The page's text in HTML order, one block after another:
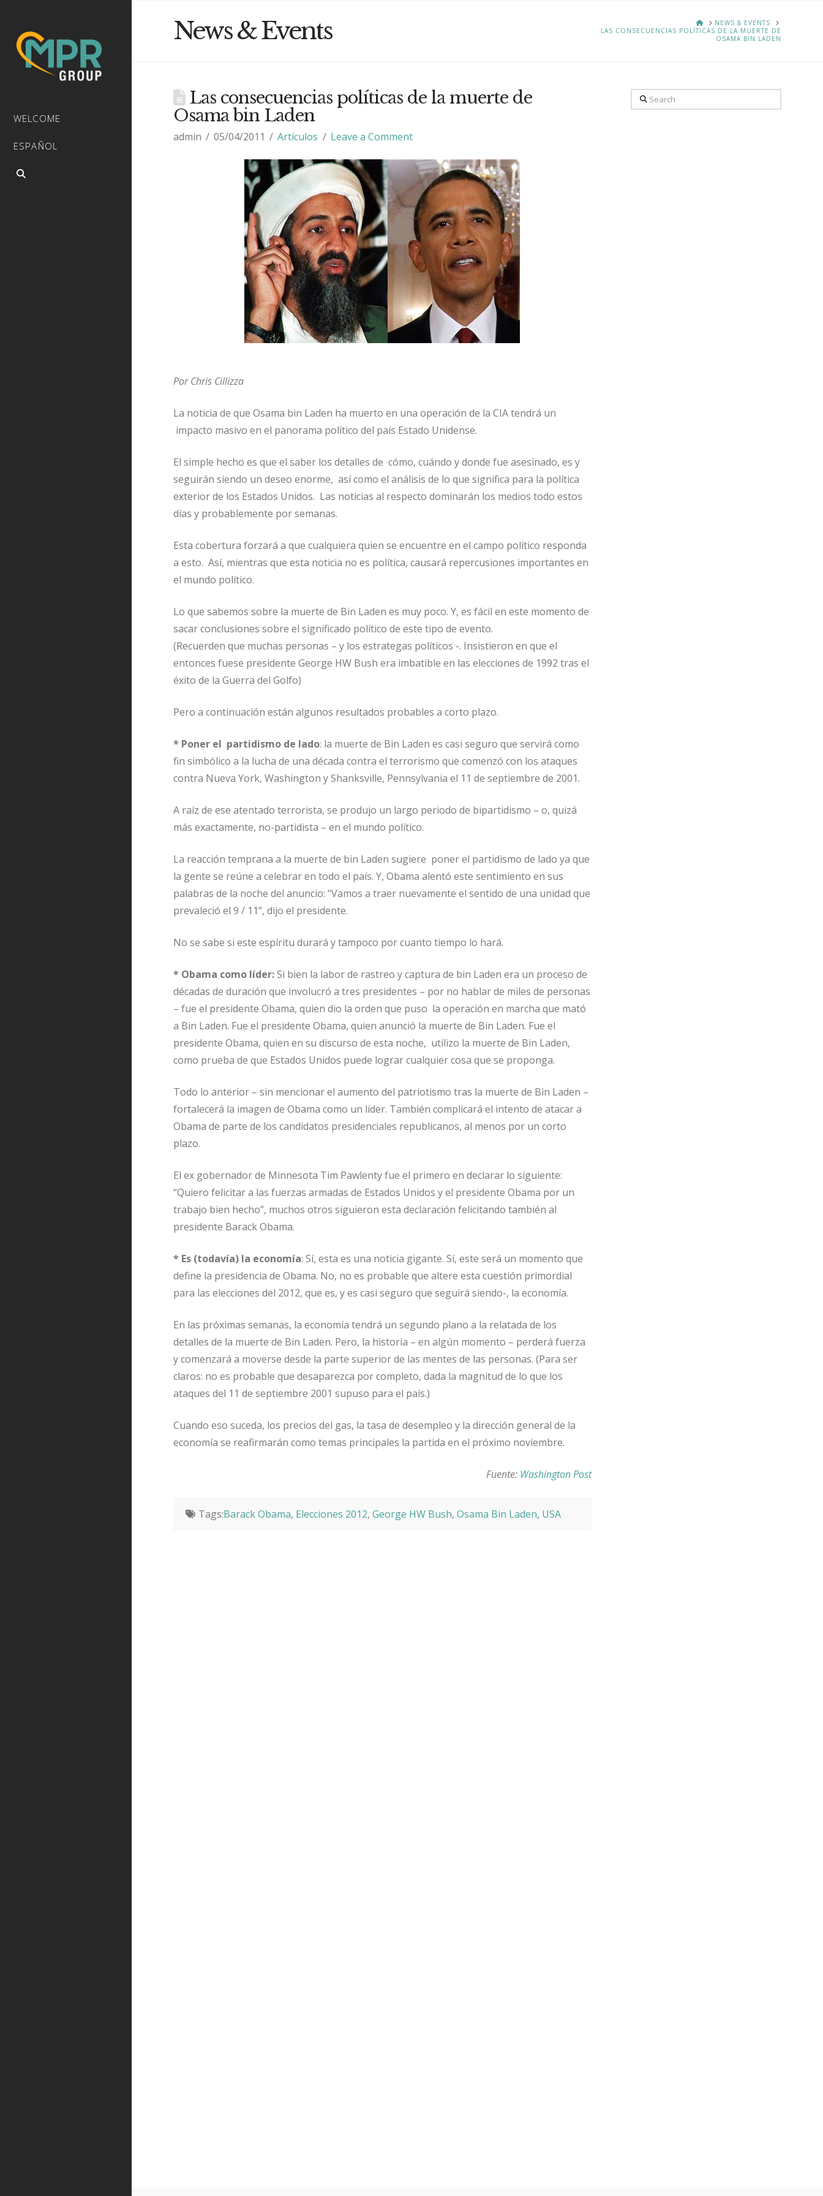
WELCOME
ESPAÑOL
News & Events HOMENEWS & EVENTS
LAS CONSECUENCIAS POLÍTICAS DE LA MUERTE DE
OSAMA BIN LADEN
Las consecuencias políticas de la muerte de
Osama bin Laden
admin 05/04/2011 Artículos Leave a Comment
Por Chris Cillizza
La noticia de que Osama bin Laden ha muerto en una operación de la CIA tendrá un
impacto masivo en el panorama político del país Estado Unidense.
El simple hecho es que el saber los detalles de cómo, cuándo y donde fue asesinado, es y
seguirán siendo un deseo enorme, así como el análisis de lo que significa para la política
exterior de los Estados Unidos. Las noticias al respecto dominarán los medios todo estos
días y probablemente por semanas.
Esta cobertura forzará a que cualquiera quien se encuentre en el campo político responda
a esto. Así, mientras que esta noticia no es política, causará repercusiones importantes en
el mundo político.
Lo que sabemos sobre la muerte de Bin Laden es muy poco. Y, es fácil en este momento de
sacar conclusiones sobre el significado político de este tipo de evento.
(Recuerden que muchas personas – y los estrategas políticos -. Insistieron en que el
entonces fuese presidente George HW Bush era imbatible en las elecciones de 1992 tras el
éxito de la Guerra del Golfo)
Pero a continuación están algunos resultados probables a corto plazo.
* Poner el partidismo de lado: la muerte de Bin Laden es casi seguro que servirá como
fin simbólico a la lucha de una década contra el terrorismo que comenzó con los ataques
contra Nueva York, Washington y Shanksville, Pennsylvania el 11 de septiembre de 2001.
A raíz de ese atentado terrorista, se produjo un largo periodo de bipartidismo – o, quizá
más exactamente, no-partidista – en el mundo político.
La reacción temprana a la muerte de bin Laden sugiere poner el partidismo de lado ya que
la gente se reúne a celebrar en todo el país. Y, Obama alentó este sentimiento en sus
palabras de la noche del anuncio: “Vamos a traer nuevamente el sentido de una unidad que
prevaleció el 9 / 11”, dijo el presidente.
No se sabe si este espíritu durará y tampoco por cuanto tiempo lo hará.
* Obama como líder:Si bien la labor de rastreo y captura de bin Laden era un proceso de
décadas de duración que involucró a tres presidentes – por no hablar de miles de personas
– fue el presidente Obama, quien dio la orden que puso la operación en marcha que mató
a Bin Laden. Fue el presidente Obama, quien anunció la muerte de Bin Laden. Fue el
presidente Obama, quien en su discurso de esta noche, utilizo la muerte de Bin Laden,
como prueba de que Estados Unidos puede lograr cualquier cosa que se proponga.
Todo lo anterior – sin mencionar el aumento del patriotismo tras la muerte de Bin Laden –
fortalecerá la imagen de Obama como un líder. También complicará el intento de atacar a
Obama de parte de los candidatos presidenciales republicanos, al menos por un corto
plazo.
El ex gobernador de Minnesota Tim Pawlenty fue el primero en declarar lo siguiente:
“Quiero felicitar a las fuerzas armadas de Estados Unidos y el presidente Obama por un
trabajo bien hecho”, muchos otros siguieron esta declaración felicitando también al
presidente Barack Obama.
* Es (todavía) la economía: Sí, esta es una noticia gigante. Sí, este será un momento que
define la presidencia de Obama. No, no es probable que altere esta cuestión primordial
para las elecciones del 2012, que es, y es casi seguro que seguirá siendo-, la economía.
En las próximas semanas, la economía tendrá un segundo plano a la relatada de los
detalles de la muerte de Bin Laden. Pero, la historia – en algún momento – perderá fuerza
y comenzará a moverse desde la parte superior de las mentes de las personas. (Para ser
claros: no es probable que desaparezca por completo, dada la magnitud de lo que los
ataques del 11 de septiembre 2001 supuso para el país.)
Cuando eso suceda, los precios del gas, la tasa de desempleo y la dirección general de la
economía se reafirmarán como temas principales la partida en el próximo noviembre.
Fuente: Washington Post
Tags:Barack Obama, Elecciones 2012, George HW Bush, Osama Bin Laden, USA
Search